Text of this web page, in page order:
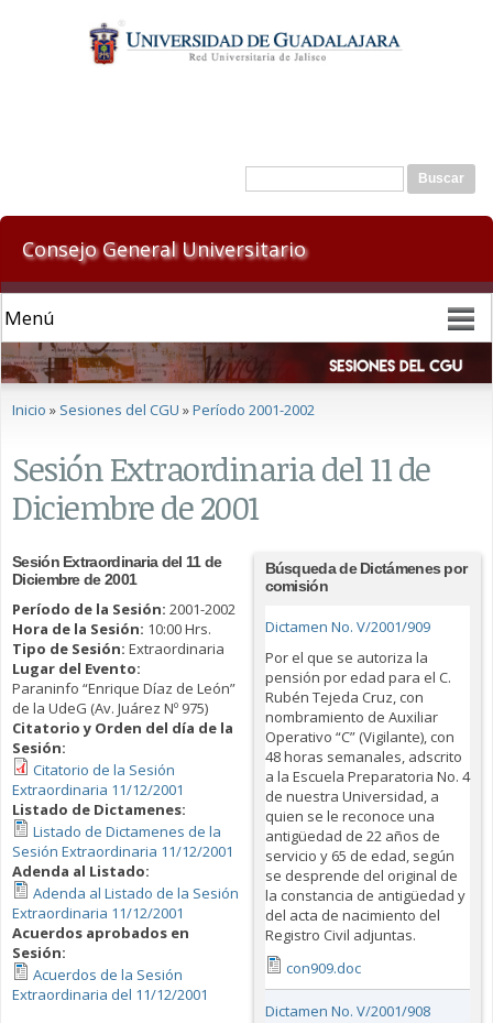
contenido
principal
Formulario de búsqueda
Buscar
Consejo General Universitario
Se encuentra usted aquí
Inicio » Sesiones del CGU »Período 2001-2002
Sesión Extraordinaria del 11 de
Diciembre de 2001
Sesión Extraordinaria del 11 de
Diciembre de 2001
Período de la Sesión: 2001-2002
Hora de la Sesión: 10:00 Hrs.
Tipo de Sesión: Extraordinaria
Lugar del Evento:
Paraninfo “Enrique Díaz de León”
de la UdeG (Av. Juárez Nº 975)
Citatorio y Orden del día de la
Sesión:
Citatorio de la Sesión
Extraordinaria 11/12/2001
Listado de Dictamenes:
Listado de Dictamenes de la
Sesión Extraordinaria 11/12/2001
Adenda al Listado:
Adenda al Listado de la Sesión
Extraordinaria 11/12/2001
Acuerdos aprobados en
Sesión:
Acuerdos de la Sesión
Extraordinaria del 11/12/2001
Búsqueda de Dictámenes por
comisión
Dictamen No. V/2001/909
Por el que se autoriza la
pensión por edad para el C.
Rubén Tejeda Cruz, con
nombramiento de Auxiliar
Operativo “C” (Vigilante), con
48 horas semanales, adscrito
a la Escuela Preparatoria No. 4
de nuestra Universidad, a
quien se le reconoce una
antigüedad de 22 años de
servicio y 65 de edad, según
se desprende del original de
la constancia de antigüedad y
del acta de nacimiento del
Registro Civil adjuntas.
con909.doc
Dictamen No. V/2001/908